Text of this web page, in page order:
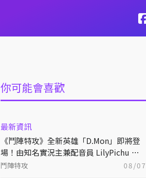
你可能會喜歡
最新資訊
《鬥陣特攻》全新英雄「D.Mon」即將登
場！由知名實況主兼配音員 LilyPichu 跨
界獻聲演出！
鬥陣特攻 08/07